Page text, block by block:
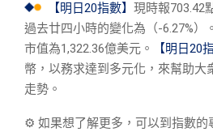
【明日20指數】 現時報703.42
過去廿四小時的變化為（-6.27%）
市值為1,322.36億美元。
【明日20
幣，以務求達到多元化，來幫助大
走勢。
⚙︎ 如果想了解更多，可以到指數的